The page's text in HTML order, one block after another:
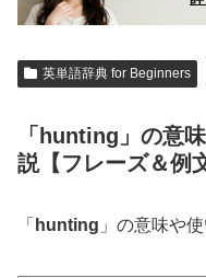
英単語辞典 for Beginners
「hunting」の意
説【フレーズ＆例
「 hunting 」の意味や